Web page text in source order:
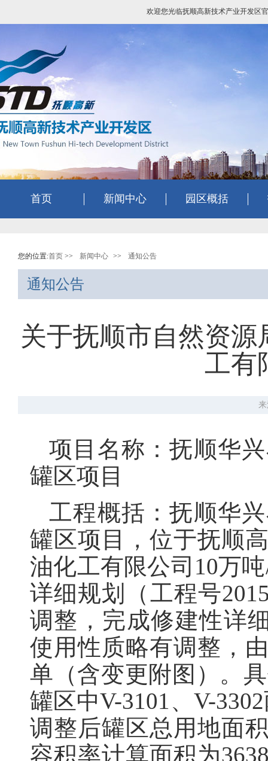
欢迎您光临抚顺高新技术产业开发区
首页 新闻中心 园区概括
您的位置:首页 >> 新闻中心 >> 通知公告
通知公告
关于抚顺市自然资
工有
项目名称：抚顺华
罐区项目
工程概括：抚顺华
罐区项目，位于抚顺
油化工有限公司10万
详细规划（工程号
调整，完成修建性详
使用性质略有调整，
单（含变更附图）。
罐区中V-3101、V-
调整后罐区总用地面
容积率计算面积为